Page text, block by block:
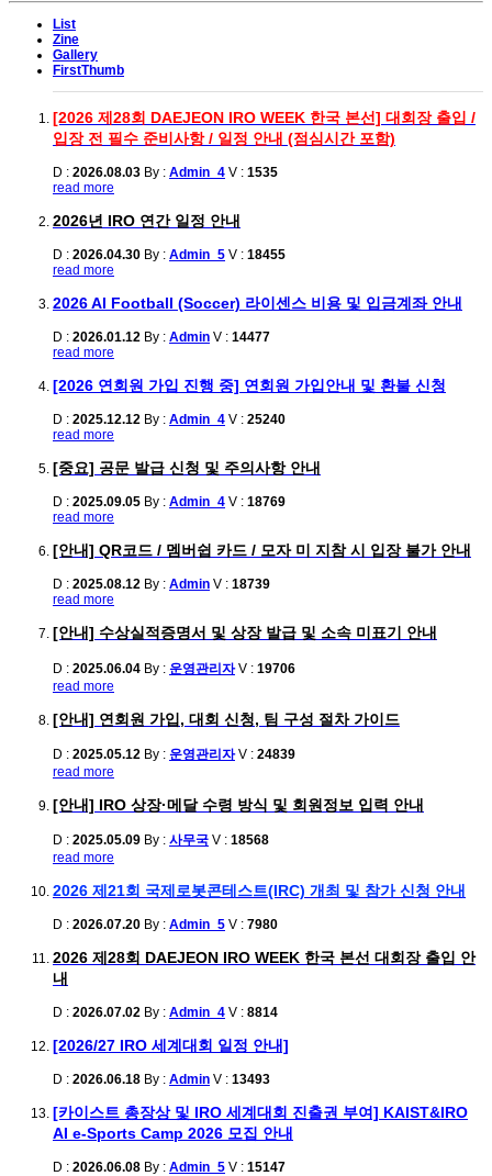
List
Zine
Gallery
FirstThumb
[2026 제28회 DAEJEON IRO WEEK 한국 본선] 대회장 출입 /
입장 전 필수 준비사항 / 일정 안내 (점심시간 포함)
D : 2026.08.03 By : Admin_4 V : 1535
read more
2026년 IRO 연간 일정 안내
D : 2026.04.30 By : Admin_5 V : 18455
read more
2026 AI Football (Soccer) 라이센스 비용 및 입금계좌 안내
D : 2026.01.12 By : Admin V : 14477
read more
[2026 연회원 가입 진행 중] 연회원 가입안내 및 환불 신청
D : 2025.12.12 By : Admin_4 V : 25240
read more
[중요] 공문 발급 신청 및 주의사항 안내
D : 2025.09.05 By : Admin_4 V : 18769
read more
[안내] QR코드 / 멤버쉽 카드 / 모자 미 지참 시 입장 불가 안내
D : 2025.08.12 By : Admin V : 18739
read more
[안내] 수상실적증명서 및 상장 발급 및 소속 미표기 안내
D : 2025.06.04 By : 운영관리자 V : 19706
read more
[안내] 연회원 가입, 대회 신청, 팀 구성 절차 가이드
D : 2025.05.12 By : 운영관리자 V : 24839
read more
[안내] IRO 상장·메달 수령 방식 및 회원정보 입력 안내
D : 2025.05.09 By : 사무국 V : 18568
read more
2026 제21회 국제로봇콘테스트(IRC) 개최 및 참가 신청 안내
D : 2026.07.20 By : Admin_5 V : 7980
2026 제28회 DAEJEON IRO WEEK 한국 본선 대회장 출입 안
내
D : 2026.07.02 By : Admin_4 V : 8814
[2026/27 IRO 세계대회 일정 안내]
D : 2026.06.18 By : Admin V : 13493
[카이스트 총장상 및 IRO 세계대회 진출권 부여] KAIST&IRO
AI e-Sports Camp 2026 모집 안내
D : 2026.06.08 By : Admin_5 V : 15147